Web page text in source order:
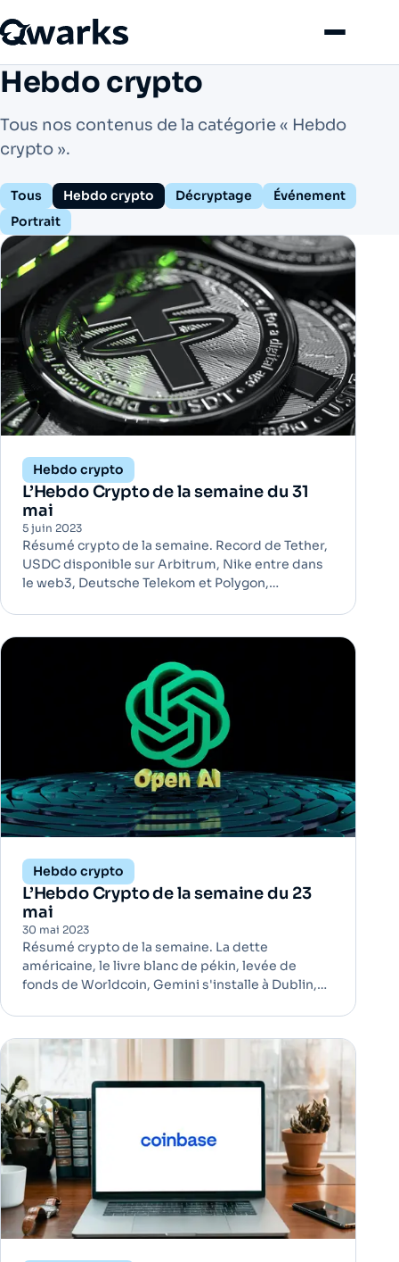
Menu
Hebdo crypto
Tous nos contenus de la catégorie « Hebdo
crypto ».
Tous Hebdo crypto Décryptage
Événement
Portrait
Hebdo crypto
L’Hebdo Crypto de la semaine du 31
mai
5 juin 2023
Résumé crypto de la semaine. Record de Tether,
USDC disponible sur Arbitrum, Nike entre dans
le web3, Deutsche Telekom et Polygon,
semaine est chargée.
Hebdo crypto
L’Hebdo Crypto de la semaine du 23
mai
30 mai 2023
Résumé crypto de la semaine. La dette
américaine, le livre blanc de pékin, levée de
fonds de Worldcoin, Gemini s'installe à Dublin,
chargée.